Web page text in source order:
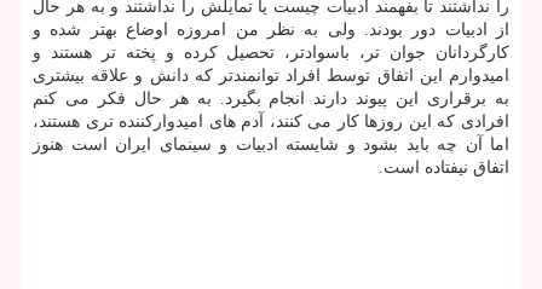
را نداشتند تا بفهمند ادبیات چیست یا تمایلش را نداشتند و به هر حال
از ادبیات دور بودند. ولی به نظر من امروزه اوضاع بهتر شده و
کارگردانان جوان تر، باسوادتر، تحصیل کرده و پخته تر هستند و
امیدوارم این اتفاق توسط افراد توانمندتر که دانش و علاقه بیشتری
به برقراری این پیوند دارند انجام بگیرد. به هر حال فکر می کنم
افرادی که این روزها کار می کنند، آدم های امیدوارکننده تری هستند،
اما آن چه باید بشود و شایسته ادبیات و سینمای ایران است هنوز
اتفاق نیفتاده است.